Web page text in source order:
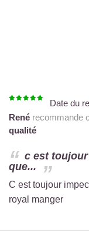
Date du
René recommande
qualité
c est
que...
C est toujour
royal manger